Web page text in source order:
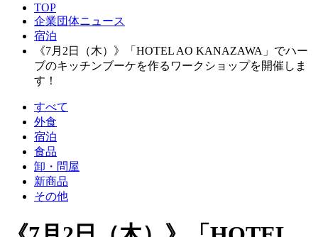
TOP
企業団体ニュース
宿泊
《7月2日（木）》「HOTEL AO KANAZAWA」でハー
ブのキッチンブーケを作るワークショップを開催しま
す！
すべて
外食
宿泊
食品
卸・問屋
新商品
その他